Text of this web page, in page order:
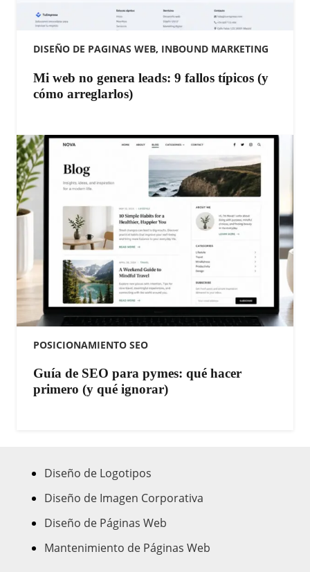
DISEÑO DE PAGINAS WEB, INBOUND MARKETING
Mi web no genera leads: 9 fallos típicos (y
cómo arreglarlos)
POSICIONAMIENTO SEO
Guía de SEO para pymes: qué hacer
primero (y qué ignorar)
Diseño de Logotipos
Diseño de Imagen Corporativa
Diseño de Páginas Web
Mantenimiento de Páginas Web